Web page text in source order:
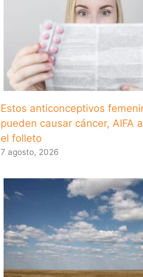
Estos anticonceptivos
pueden causar cáncer, AIFA
el folleto
7 agosto, 2026